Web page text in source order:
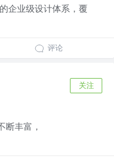
企业级设计体系，覆
评论
关注
丰富，